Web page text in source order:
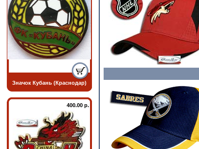
Значок Кубань (Краснодар)
400.00 р.